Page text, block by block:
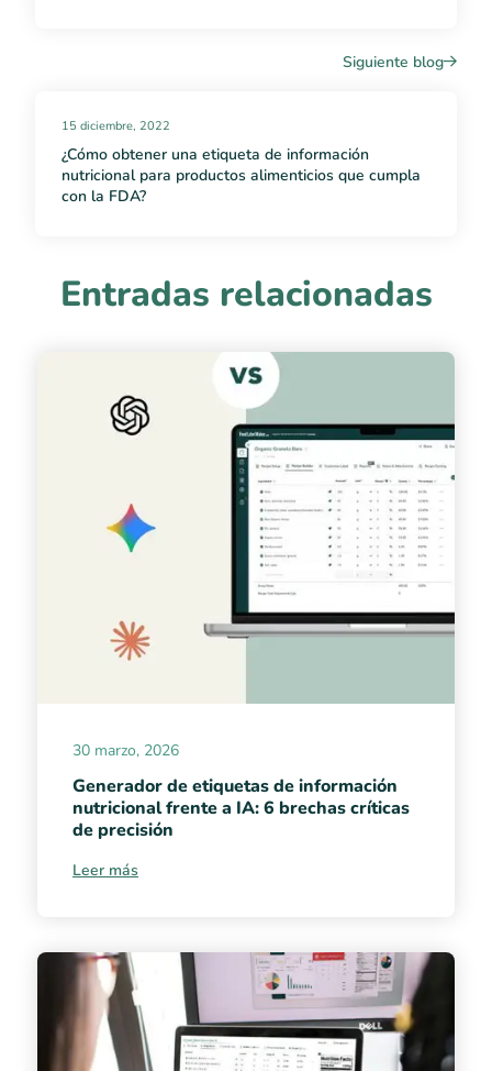
Siguiente blog
15 diciembre, 2022
¿Cómo obtener una etiqueta de información
nutricional para productos alimenticios que cumpla
con la FDA?
Entradas relacionadas
30 marzo, 2026
Generador de etiquetas de información
nutricional frente a IA: 6 brechas críticas
de precisión
Leer más